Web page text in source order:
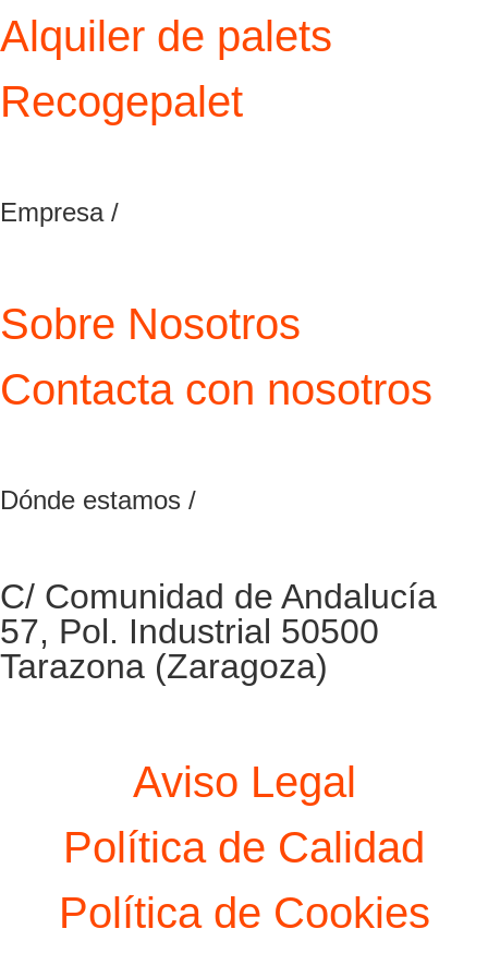
Alquiler de palets
Recogepalet
Empresa /
Sobre Nosotros
Contacta con nosotros
Dónde estamos /
C/ Comunidad de Andalucía
57, Pol. Industrial 50500
Tarazona (Zaragoza)
Aviso Legal
Política de Calidad
Política de Cookies